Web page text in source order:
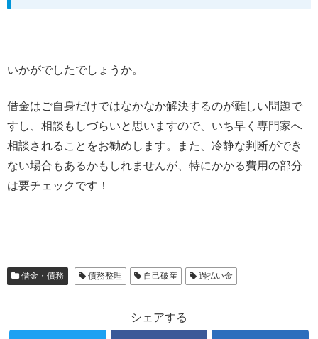
いかがでしたでしょうか。
借金はご自身だけではなかなか解決するのが難しい問題で
すし、相談もしづらいと思いますので、いち早く専門家へ
相談されることをお勧めします。また、冷静な判断ができ
ない場合もあるかもしれませんが、特にかかる費用の部分
は要チェックです！
借金・債務 債務整理 自己破産 過払い金
シェアする